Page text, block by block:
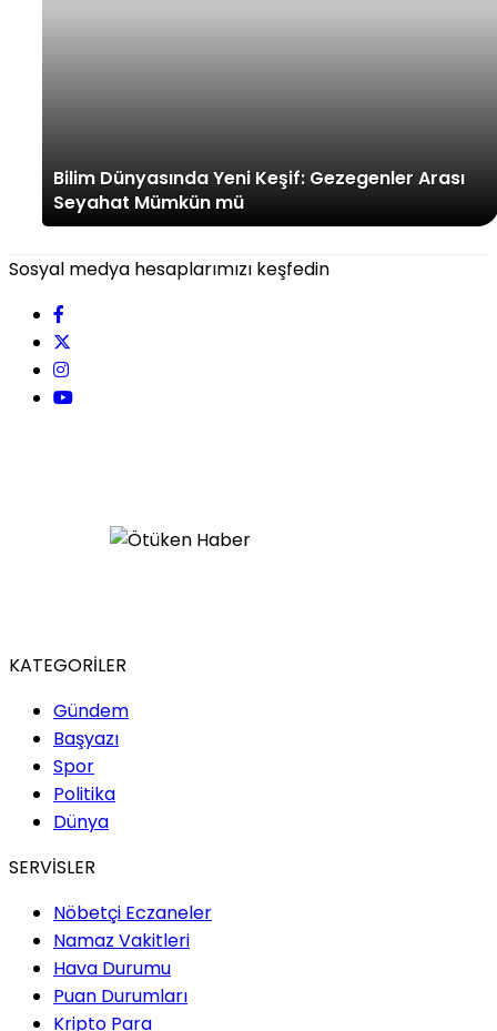
Bilim Dünyasında Yeni Keşif: Gezegenler Arası
Seyahat Mümkün mü
Sosyal medya hesaplarımızı keşfedin
KATEGORİLER
Gündem
Başyazı
Spor
Politika
Dünya
SERVİSLER
Nöbetçi Eczaneler
Namaz Vakitleri
Hava Durumu
Puan Durumları
Kripto Para